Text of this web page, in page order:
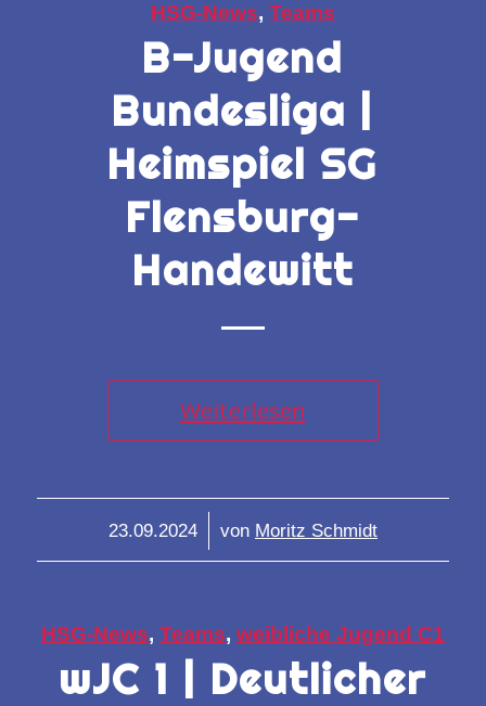
HSG-News, Teams
B-Jugend
Bundesliga |
Heimspiel SG
Flensburg-
Handewitt
Weiterlesen
23.09.2024
/ von Moritz Schmidt
HSG-News, Teams, weibliche Jugend C1
wJC 1 | Deutlicher